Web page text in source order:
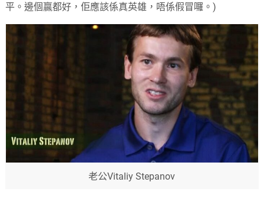
平。邊個贏都好，佢應該係真英雄，唔係假冒囉。)
老公Vitaliy Stepanov